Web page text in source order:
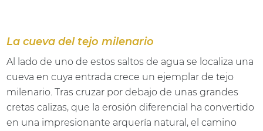
La cueva del tejo milenario
Al lado de uno de estos saltos de agua se localiza una
cueva en cuya entrada crece un ejemplar de tejo
milenario. Tras cruzar por debajo de unas grandes
cretas calizas, que la erosión diferencial ha convertido
en una impresionante arquería natural, el camino